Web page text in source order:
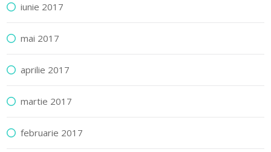
iunie 2017
mai 2017
aprilie 2017
martie 2017
februarie 2017